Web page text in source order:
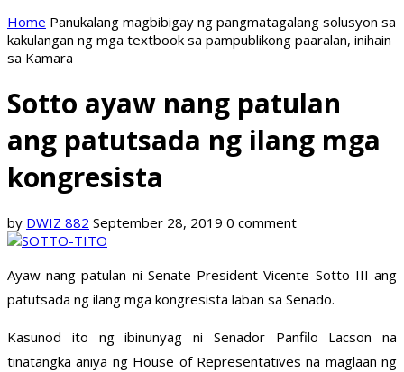
Home Panukalang magbibigay ng pangmatagalang solusyon sa
kakulangan ng mga textbook sa pampublikong paaralan, inihain
sa Kamara
Sotto ayaw nang patulan
ang patutsada ng ilang mga
kongresista
by DWIZ 882 September 28, 2019 0 comment
Ayaw nang patulan ni Senate President Vicente Sotto III ang
patutsada ng ilang mga kongresista laban sa Senado.
Kasunod ito ng ibinunyag ni Senador Panfilo Lacson na
tinatangka aniya ng House of Representatives na maglaan ng